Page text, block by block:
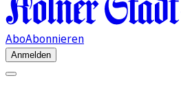
AboAbonnieren
Anmelden